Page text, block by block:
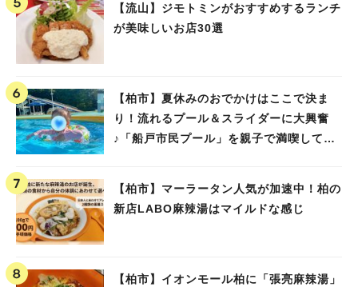
【流山】ジモトミンがおすすめするランチ
が美味しいお店30選
【柏市】夏休みのおでかけはここで決ま
り！流れるプール＆スライダーに大興奮
♪「船戸市民プール」を親子で満喫してき
【柏市】マーラータン人気が加速中！柏の
新店LABO麻辣湯はマイルドな感じ
【柏市】イオンモール柏に「張亮麻辣湯」